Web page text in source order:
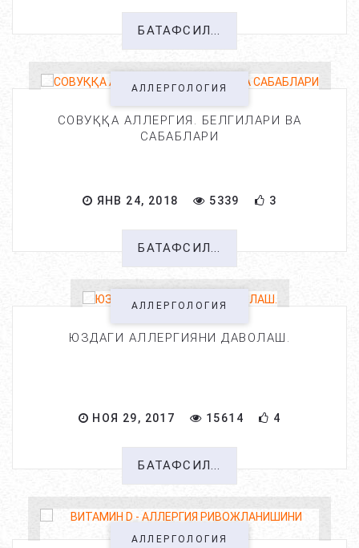
БАТАФСИЛ...
АЛЛЕРГОЛОГИЯ
СОВУҚҚА АЛЛЕРГИЯ. БЕЛГИЛАРИ ВА
САБАБЛАРИ
ЯНВ 24, 2018 5339 3
БАТАФСИЛ...
АЛЛЕРГОЛОГИЯ
ЮЗДАГИ АЛЛЕРГИЯНИ ДАВОЛАШ.
НОЯ 29, 2017 15614 4
БАТАФСИЛ...
АЛЛЕРГОЛОГИЯ